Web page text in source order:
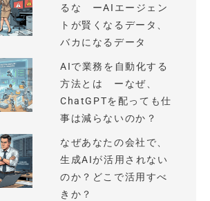
るな ーAIエージェン
トが賢くなるデータ、
バカになるデータ
AIで業務を自動化する
方法とは ーなぜ、
ChatGPTを配っても仕
事は減らないのか？
なぜあなたの会社で、
生成AIが活用されない
のか？どこで活用すべ
きか？